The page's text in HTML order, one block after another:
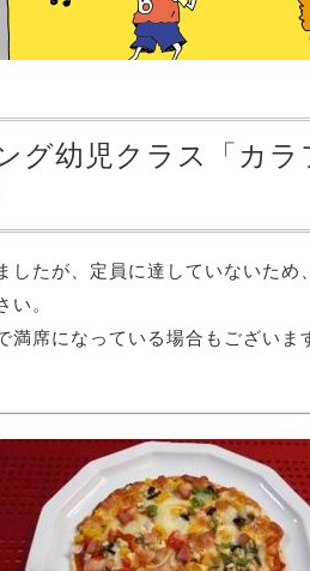
グ幼児クラス「カラ
たが、定員に達していないため
い。
満席になっている場合もございま